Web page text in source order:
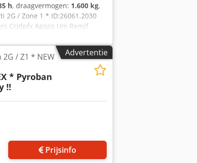
h, draagvermogen: 1.600 kg,
2G / Zone 1 * ID:26061.2030
Crjdpfx Agozq Um Remjf
Systeem / Certificate =
Tempklasse = T4Eventueel uit
Advertentie
/ Z1 * NEW
* Pyroban
!!
Prijsinfo